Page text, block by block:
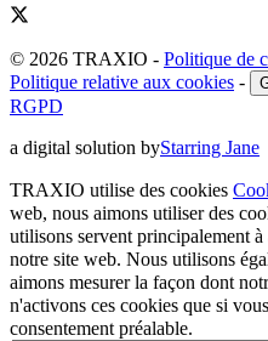
© 2026 TRAXIO - Politique de
Politique relative aux cookies -
RGPD
a digital solution byStarring Jane
TRAXIO utilise des cookies
web, nous aimons utiliser des
utilisons servent principalement
notre site web. Nous utilisons
aimons mesurer la façon dont
n'activons ces cookies que si
consentement préalable.